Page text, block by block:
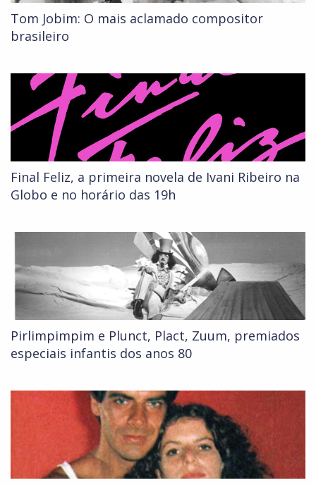
Tom Jobim: O mais aclamado compositor
brasileiro
Final Feliz, a primeira novela de Ivani Ribeiro na
Globo e no horário das 19h
Pirlimpimpim e Plunct, Plact, Zuum, premiados
especiais infantis dos anos 80